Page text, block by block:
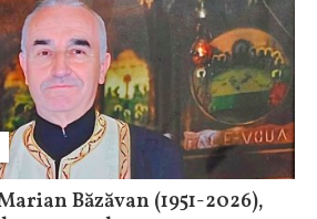
Băzăvan (1951-2026),